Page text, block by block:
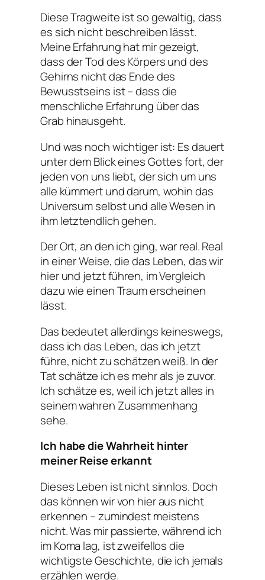
Diese Tragweite ist so gewaltig, dass
es sich nicht beschreiben lässt.
Meine Erfahrung hat mir gezeigt,
dass der Tod des Körpers und des
Gehirns nicht das Ende des
Bewusstseins ist – dass die
menschliche Erfahrung über das
Grab hinausgeht.
Und was noch wichtiger ist: Es dauert
unter dem Blick eines Gottes fort, der
jeden von uns liebt, der sich um uns
alle kümmert und darum, wohin das
Universum selbst und alle Wesen in
ihm letztendlich gehen.
Der Ort, an den ich ging, war real. Real
in einer Weise, die das Leben, das wir
hier und jetzt führen, im Vergleich
dazu wie einen Traum erscheinen
lässt.
Das bedeutet allerdings keineswegs,
dass ich das Leben, das ich jetzt
führe, nicht zu schätzen weiß. In der
Tat schätze ich es mehr als je zuvor.
Ich schätze es, weil ich jetzt alles in
seinem wahren Zusammenhang
sehe.
Ich habe die Wahrheit hinter
meiner Reise erkannt
Dieses Leben ist nicht sinnlos. Doch
das können wir von hier aus nicht
erkennen – zumindest meistens
nicht. Was mir passierte, während ich
im Koma lag, ist zweifellos die
wichtigste Geschichte, die ich jemals
erzählen werde.